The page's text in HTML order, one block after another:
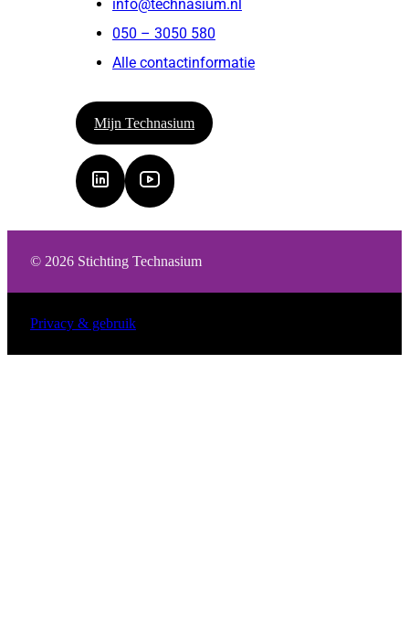
info@technasium.nl
050 – 3050 580
Alle contactinformatie
Mijn Technasium
© 2026 Stichting Technasium
Privacy & gebruik